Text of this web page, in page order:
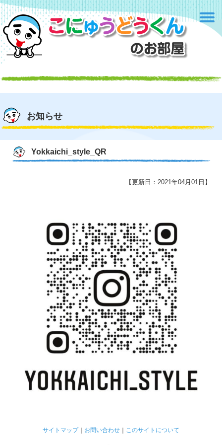
お知らせ
Yokkaichi_style_QR
【更新日：2021年04月01日】
サイトマップ｜ お問い合わせ このサイトについて